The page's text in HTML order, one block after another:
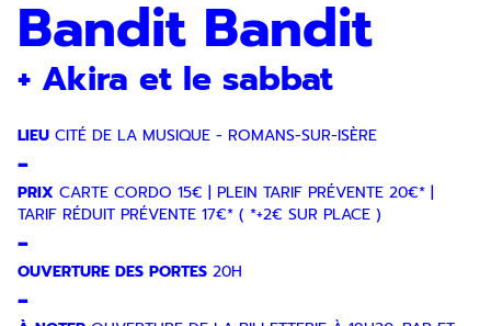
Bandit Bandit
+ Akira et le sabbat
LIEU CITÉ DE LA MUSIQUE - ROMANS-SUR-ISÈRE
-
PRIX CARTE CORDO 15€ | PLEIN TARIF PRÉVENTE 20€* |
TARIF RÉDUIT PRÉVENTE 17€* ( *+2€ SUR PLACE )
-
OUVERTURE DES PORTES 20H
-